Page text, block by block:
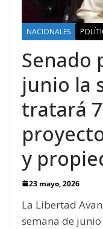
NACIONALES
Senado
junio la
tratará
y
23 mayo, 2026
La Libertad
semana de